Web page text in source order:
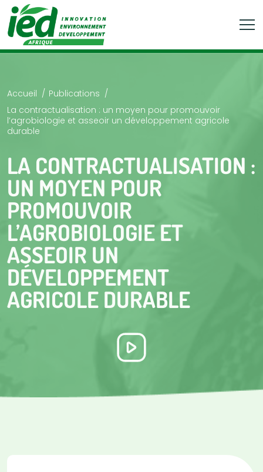
Accueil
Publications
La contractualisation : un moyen pour promouvoir
l’agrobiologie et asseoir un développement agricole
durable
LA CONTRACTUALISATION :
UN MOYEN POUR
PROMOUVOIR
L’AGROBIOLOGIE ET
ASSEOIR UN
DÉVELOPPEMENT
AGRICOLE DURABLE